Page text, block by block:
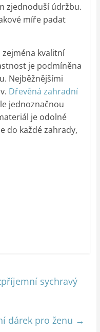
zjednoduší údržbu.
míře padat
kvalitní
je podmíněna
Nejběžnějšími
Dřevěná zahradní
jednoznačnou
je odolné
do každé zahrady,
sychravý
dárek pro ženu →